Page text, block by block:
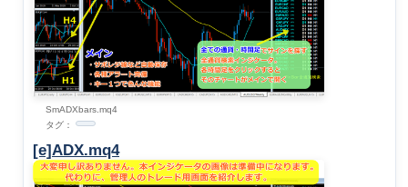
SmADXbars.mq4
タグ：
[e]ADX.mq4